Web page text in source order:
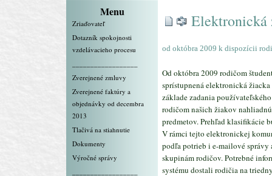
Menu
Zriaďovateľ
Dotazník spokojnosti
vzdelávacieho procesu
Zverejnené zmluvy
Zverejnené faktúry a
objednávky od decembra
2013
Tlačivá na stiahnutie
Dokumenty
Výročné správy
Elektronická
od októbra 2009 k dispozícii
Od októbra 2009 rodičom
sprístupnená elektronická
základe zadania
rodičom našich žiakov
predmetov. Prehľad klasifikácie
V rámci tejto elektronickej
podľa potrieb i e-mailové
skupinám rodičov. Potrebné
systému dostali rodičia na